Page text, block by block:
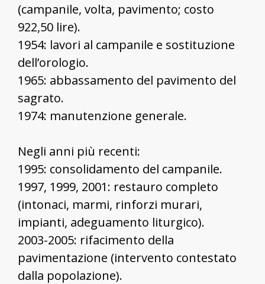
(campanile, volta, pavimento; costo
922,50 lire).
1954: lavori al campanile e sostituzione
dell’orologio.
1965: abbassamento del pavimento del
sagrato.
1974: manutenzione generale.
Negli anni più recenti:
1995: consolidamento del campanile.
1997, 1999, 2001: restauro completo
(intonaci, marmi, rinforzi murari,
impianti, adeguamento liturgico).
2003-2005: rifacimento della
pavimentazione (intervento contestato
dalla popolazione).